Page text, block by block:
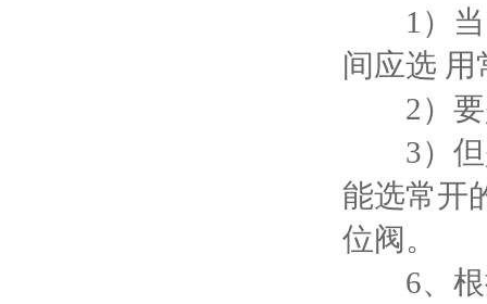
1）当电
间应选 用
2）要是
3）但是
能选常开
位阀。
6、根据